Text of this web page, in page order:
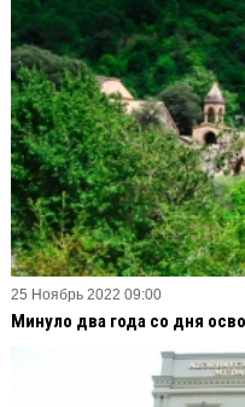
25 Ноябрь 2022 09:00
Минуло два года со дня